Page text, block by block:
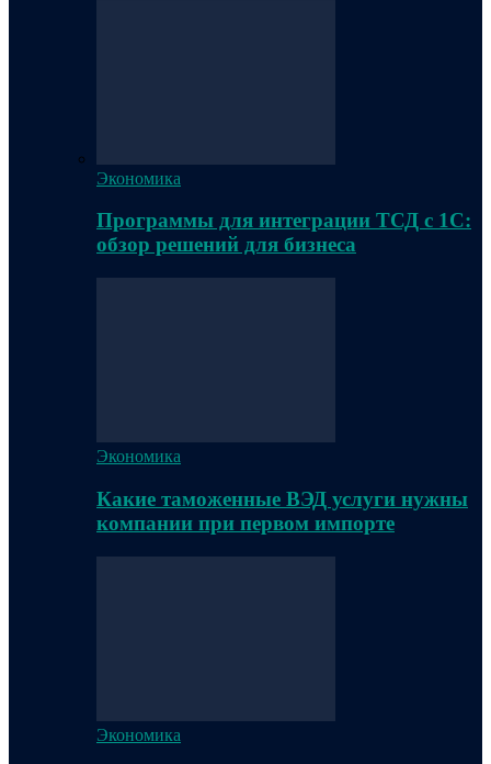
Экономика
Программы для интеграции ТСД с 1С:
обзор решений для бизнеса
Экономика
Какие таможенные ВЭД услуги нужны
компании при первом импорте
Экономика